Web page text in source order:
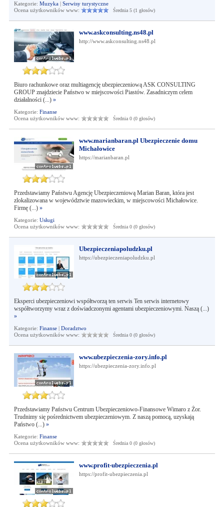
Kategorie: Muzyka| Serwisy turystyczne
Ocena użytkowników www:
Średnia 5 (1 głosów)
www.askconsulting.ns48.pl
http://www.askconsulting.ns48.pl
Biuro rachunkowe oraz multiagencję ubezpieczeniową ASK CONSULTING
GROUP znajdziecie Państwo w miejscowości Piastów. Zasadniczym celem
działalności (...) »
Kategorie: Finanse
Ocena użytkowników www:
Średnia 0 (0 głosów)
www.marianbaran.pl Ubezpieczenie domu
Michałowice
https://marianbaran.pl
Przedstawiamy Państwu Agencję Ubezpieczeniową Marian Baran, która jest
zlokalizowana w województwie mazowieckim, w miejscowości Michałowice.
Firmę (...) »
Kategorie: Usługi
Ocena użytkowników www:
Średnia 0 (0 głosów)
Ubezpieczeniapoludzku.pl
https://ubezpieczeniapoludzku.pl
Eksperci ubezpieczeniowi współtworzą ten serwis Ten serwis internetowy
współtworzymy wraz z doświadczonymi agentami ubezpieczeniowymi. Naszą (...)
»
Kategorie: Finanse| Doradztwo
Ocena użytkowników www:
Średnia 0 (0 głosów)
www.ubezpieczenia-zory.info.pl
https://ubezpieczenia-zory.info.pl
Przedstawiamy Państwu Centrum Ubezpieczeniowo-Finansowe Wimaro z Żor.
Trudnimy się pośrednictwem ubezpieczeniowym. Z naszą pomocą, uzyskają
Państwo (...) »
Kategorie: Finanse
Ocena użytkowników www:
Średnia 0 (0 głosów)
www.profit-ubezpieczenia.pl
https://profit-ubezpieczenia.pl